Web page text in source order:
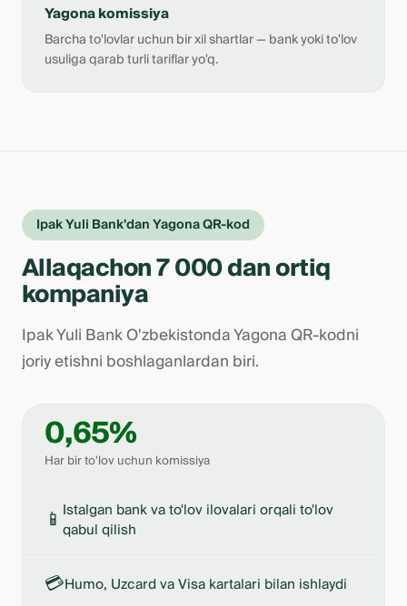
Yagona komissiya
Barcha to'lovlar uchun bir xil shartlar — bank yoki to'lov
usuliga qarab turli tariflar yo'q.
Ipak Yuli Bank'dan Yagona QR-kod
Allaqachon 7 000 dan ortiq
kompaniya
Ipak Yuli Bank O'zbekistonda Yagona QR-kodni
joriy etishni boshlaganlardan biri.
0,65%
Har bir to'lov uchun komissiya
📱 Istalgan bank va to'lov ilovalari orqali to'lov
qabul qilish
💳Humo, Uzcard va Visa kartalari bilan ishlaydi